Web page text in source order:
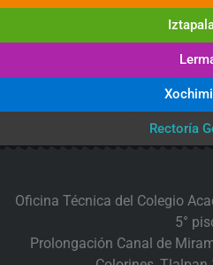
Rectoría
Oficina Técnica del Colegio
5°
Prolongación Canal de